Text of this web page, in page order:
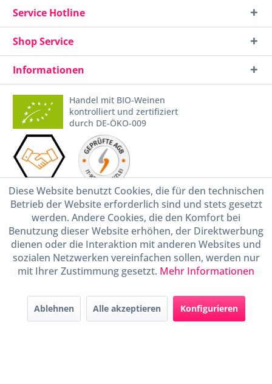
Service Hotline
Shop Service
Informationen
Handel mit BIO-Weinen
kontrolliert und zertifiziert
durch DE-ÖKO-009
* Alle Preise inkl. gesetzl. Mehrwertsteuer zzgl.Versandkostenund ggf.
Nachnahmegebühren, wenn nicht anders beschrieben
Widerruf erklären
Gestaltung, Shop-Setup, Management & Hosting durchTernum Internet Servicesmit
Shopware
Diese Website benutzt Cookies, die für den technischen
Betrieb der Website erforderlich sind und stets gesetzt
werden. Andere Cookies, die den Komfort bei
Benutzung dieser Website erhöhen, der Direktwerbung
dienen oder die Interaktion mit anderen Websites und
sozialen Netzwerken vereinfachen sollen, werden nur
mit Ihrer Zustimmung gesetzt. Mehr Informationen
Ablehnen Alle akzeptieren Konfigurieren